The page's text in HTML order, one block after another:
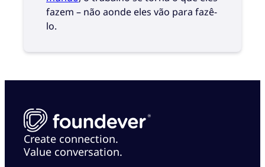
fazem – não aonde eles vão para fazê-
lo.
Create connection.
Value conversation.